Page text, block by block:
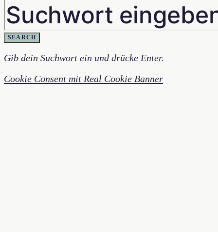
SEARCH
Gib dein Suchwort ein und drücke Enter.
Cookie Consent mit Real Cookie Banner